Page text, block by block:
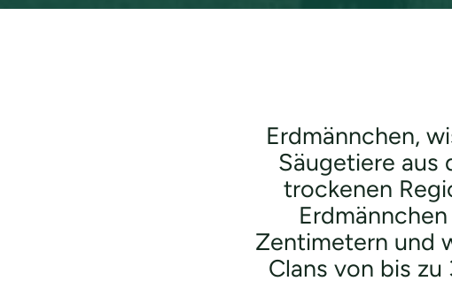
Erdmännchen,
Säugetiere aus
trockenen
Zentimetern und
Clans von bis